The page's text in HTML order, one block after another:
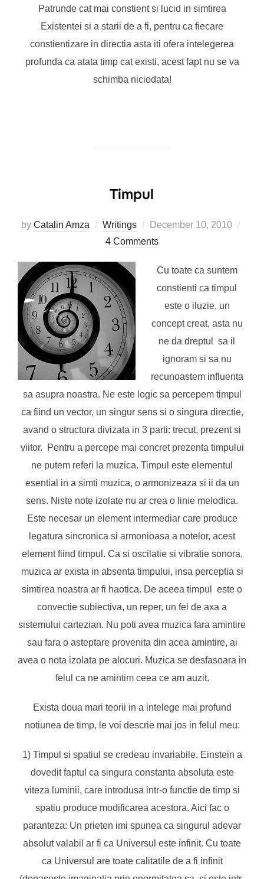
Patrunde cat mai constient si lucid in simtirea
Existentei si a starii de a fi, pentru ca fiecare
constientizare in directia asta iti ofera intelegerea
profunda ca atata timp cat existi, acest fapt nu se va
schimba niciodata!
Timpul
by Catalin Amza Writings
Posted
on
December 10, 2010
4 Comments
Cu toate ca suntem
constienti ca timpul
este o iluzie, un
concept creat, asta nu
ne da dreptul sa il
ignoram si sa nu
recunoastem influenta
sa asupra noastra. Ne este logic sa percepem timpul
ca fiind un vector, un singur sens si o singura directie,
avand o structura divizata in 3 parti: trecut, prezent si
viitor. Pentru a percepe mai concret prezenta timpului
ne putem referi la muzica. Timpul este elementul
esential in a simti muzica, o armonizeaza si ii da un
sens. Niste note izolate nu ar crea o linie melodica.
Este necesar un element intermediar care produce
legatura sincronica si armonioasa a notelor, acest
element fiind timpul. Ca si oscilatie si vibratie sonora,
muzica ar exista in absenta timpului, insa perceptia si
simtirea noastra ar fi haotica. De aceea timpul este o
convectie subiectiva, un reper, un fel de axa a
sistemului cartezian. Nu poti avea muzica fara amintire
sau fara o asteptare provenita din acea amintire, ai
avea o nota izolata pe alocuri. Muzica se desfasoara in
felul ca ne amintim ceea ce am auzit.
Exista doua mari teorii in a intelege mai profund
notiunea de timp, le voi descrie mai jos in felul meu:
1) Timpul si spatiul se credeau invariabile. Einstein a
dovedit faptul ca singura constanta absoluta este
viteza luminii, care introdusa intr-o functie de timp si
spatiu produce modificarea acestora. Aici fac o
paranteza: Un prieten imi spunea ca singurul adevar
absolut valabil ar fi ca Universul este infinit. Cu toate
ca Universul are toate calitatile de a fi infinit